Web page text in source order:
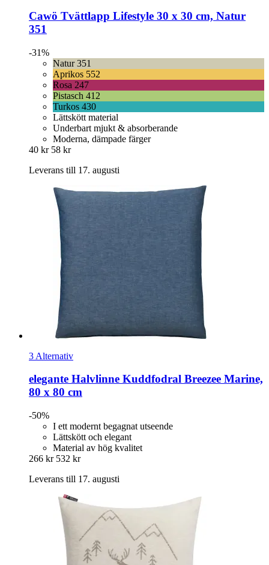
Cawö Tvättlapp Lifestyle 30 x 30 cm, Natur
351
-31%
Natur 351
Aprikos 552
Rosa 247
Pistasch 412
Turkos 430
Lättskött material
Underbart mjukt & absorberande
Moderna, dämpade färger
40 kr 58 kr
Leverans till 17. augusti
3 Alternativ
elegante Halvlinne Kuddfodral Breezee Marine,
80 x 80 cm
-50%
I ett modernt begagnat utseende
Lättskött och elegant
Material av hög kvalitet
266 kr 532 kr
Leverans till 17. augusti